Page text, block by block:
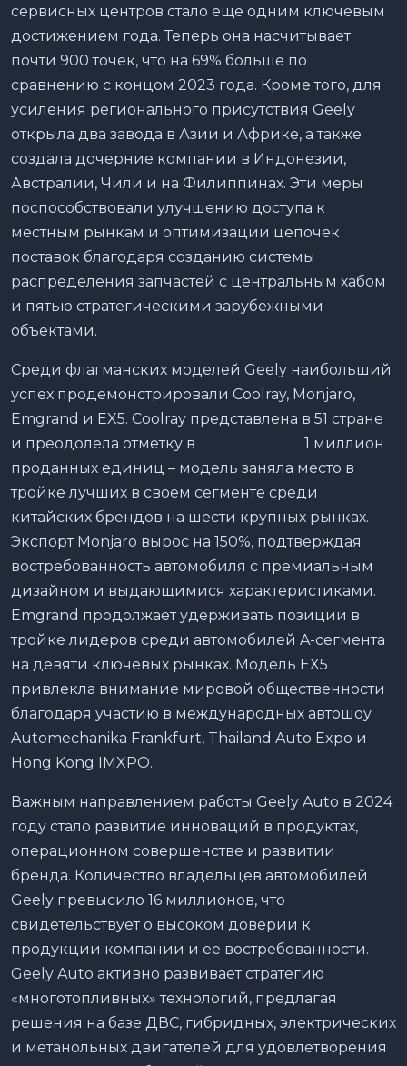
сервисных центров стало еще одним ключевым
достижением года. Теперь она насчитывает
почти 900 точек, что на 69% больше по
сравнению с концом 2023 года. Кроме того, для
усиления регионального присутствия Geely
открыла два завода в Азии и Африке, а также
создала дочерние компании в Индонезии,
Австралии, Чили и на Филиппинах. Эти меры
поспособствовали улучшению доступа к
местным рынкам и оптимизации цепочек
поставок благодаря созданию системы
распределения запчастей с центральным хабом
и пятью стратегическими зарубежными
объектами.
Среди флагманских моделей Geely наибольший
успех продемонстрировали Coolray, Monjaro,
Emgrand и EX5. Coolray представлена в 51 стране
и преодолела отметку в 1 миллион
проданных единиц – модель заняла место в
тройке лучших в своем сегменте среди
китайских брендов на шести крупных рынках.
Экспорт Monjaro вырос на 150%, подтверждая
востребованность автомобиля с премиальным
дизайном и выдающимися характеристиками.
Emgrand продолжает удерживать позиции в
тройке лидеров среди автомобилей A-сегмента
на девяти ключевых рынках. Модель EX5
привлекла внимание мировой общественности
благодаря участию в международных автошоу
Automechanika Frankfurt, Thailand Auto Expo и
Hong Kong IMXPO.
Важным направлением работы Geely Auto в 2024
году стало развитие инноваций в продуктах,
операционном совершенстве и развитии
бренда. Количество владельцев автомобилей
Geely превысило 16 миллионов, что
свидетельствует о высоком доверии к
продукции компании и ее востребованности.
Geely Auto активно развивает стратегию
«многотопливных» технологий, предлагая
решения на базе ДВС, гибридных, электрических
и метанольных двигателей для удовлетворения